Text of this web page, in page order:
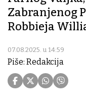
Zabranjenog
Robbieja
07.08.2025. u 14:59
Piše: Redakcija